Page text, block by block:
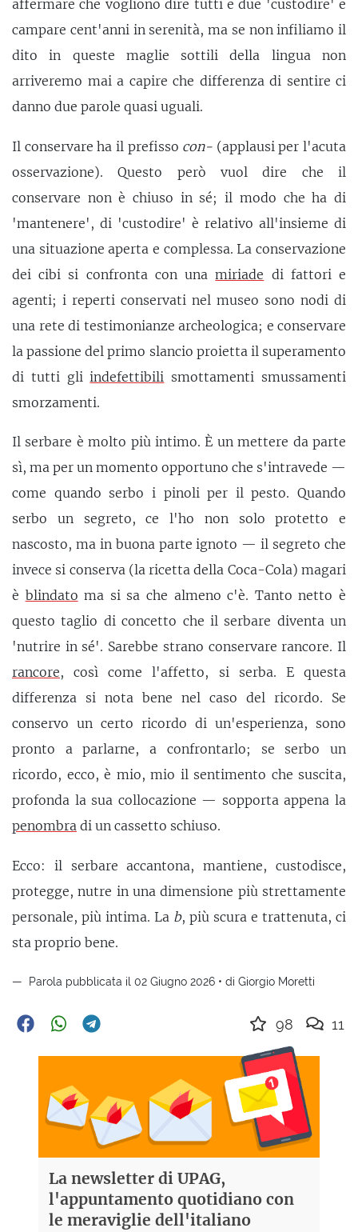
affermare che vogliono dire tutti e due 'custodire' e
campare cent'anni in serenità, ma se non infiliamo il
dito in queste maglie sottili della lingua non
arriveremo mai a capire che differenza di sentire ci
danno due parole quasi uguali.
Il conservare ha il prefisso con- (applausi per l'acuta
osservazione). Questo però vuol dire che il
conservare non è chiuso in sé; il modo che ha di
'mantenere', di 'custodire' è relativo all'insieme di
una situazione aperta e complessa. La conservazione
dei cibi si confronta con unamiriade di fattori e
agenti; i reperti conservati nel museo sono nodi di
una rete di testimonianze archeologica; e conservare
la passione del primo slancio proietta il superamento
di tutti gliindefettibili smottamenti smussamenti
smorzamenti.
Il serbare è molto più intimo. È un mettere da parte
sì, ma per un momento opportuno che s'intravede —
come quando serbo i pinoli per il pesto. Quando
serbo un segreto, ce l'ho non solo protetto e
nascosto, ma in buona parte ignoto — il segreto che
invece si conserva (la ricetta della Coca-Cola) magari
è blindato ma si sa che almeno c'è. Tanto netto è
questo taglio di concetto che il serbare diventa un
'nutrire in sé'. Sarebbe strano conservare rancore. Il
rancore, così come l'affetto, si serba. E questa
differenza si nota bene nel caso del ricordo. Se
conservo un certo ricordo di un'esperienza, sono
pronto a parlarne, a confrontarlo; se serbo un
ricordo, ecco, è mio, mio il sentimento che suscita,
profonda la sua collocazione — sopporta appena la
penombra di un cassetto schiuso.
Ecco: il serbare accantona, mantiene, custodisce,
protegge, nutre in una dimensione più strettamente
personale, più intima. La b, più scura e trattenuta, ci
sta proprio bene.
Parola pubblicata il 02 Giugno 2026 • di Giorgio Moretti
98 11
La newsletter di UPAG,
l'appuntamento quotidiano con
le meraviglie dell'italiano